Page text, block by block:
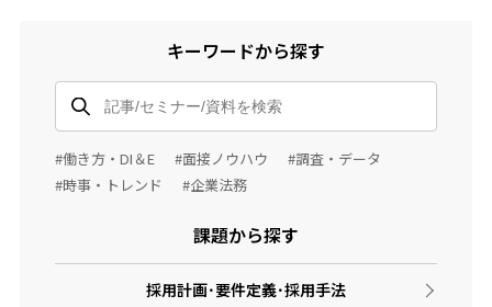
キーワードから探す
#働き方・DI＆E #面接ノウハウ
#調査・データ
#時事・トレンド
#企業法務
課題から探す
採用計画･要件定義･採用手法